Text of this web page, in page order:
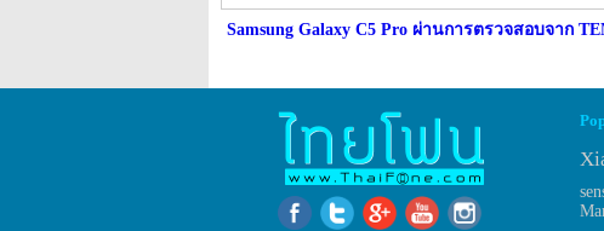
Samsung Galaxy C5 Pro ผ่านการตรวจสอบจาก